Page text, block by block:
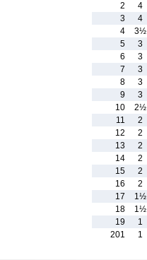
2
4
3
4
4
3½
5
3
6
3
7
3
8
3
9
3
10
2½
11
2
12
2
13
2
14
2
15
2
16
2
17
1½
18
1½
19
1
201
1